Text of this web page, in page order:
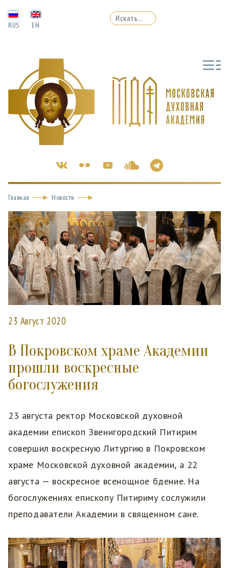
RUS EN
Главная Новости
23 Август 2020
В Покровском храме Академии
прошли воскресные
богослужения
23 августа ректор Московской духовной
академии епископ Звенигородский Питирим
совершил воскресную Литургию в Покровском
храме Московской духовной академии, а 22
августа — воскресное всенощное бдение. На
богослужениях епископу Питириму сослужили
преподаватели Академии в священном сане.